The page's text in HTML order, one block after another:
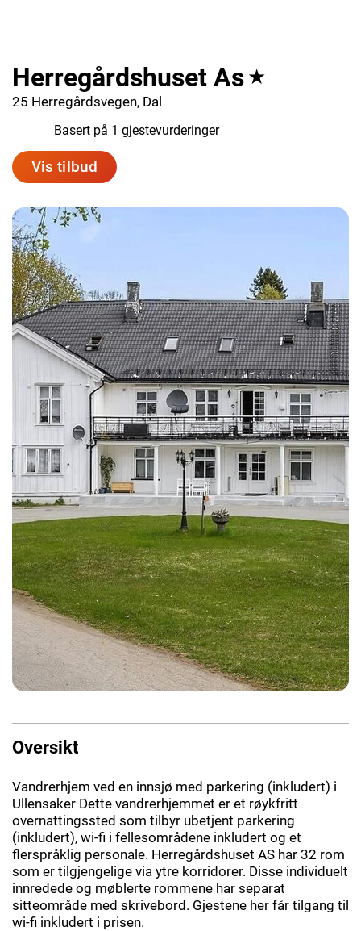
Herregårdshuset As ★
25 Herregårdsvegen, Dal
Basert på 1 gjestevurderinger
Vis tilbud
Oversikt
Vandrerhjem ved en innsjø med parkering (inkludert) i
Ullensaker Dette vandrerhjemmet er et røykfritt
overnattingssted som tilbyr ubetjent parkering
(inkludert), wi-fi i fellesområdene inkludert og et
flerspråklig personale. Herregårdshuset AS har 32 rom
som er tilgjengelige via ytre korridorer. Disse individuelt
innredede og møblerte rommene har separat
sitteområde med skrivebord. Gjestene her får tilgang til
wi-fi inkludert i prisen.